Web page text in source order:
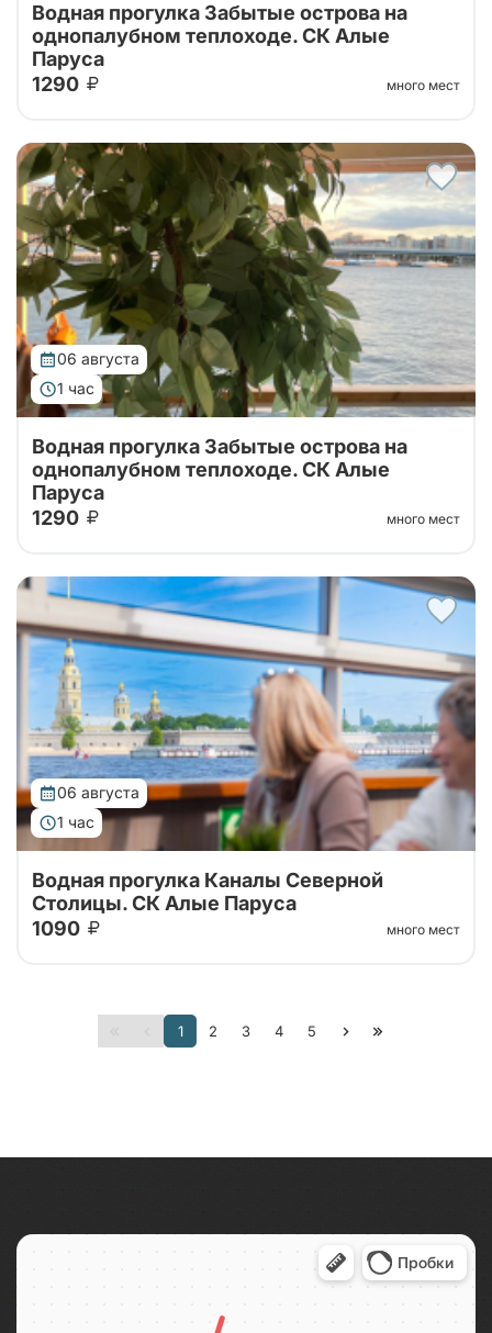
Водная экскурсия по островам дельты Невы на
теплоходе
Водная прогулка Забытые острова на
однопалубном теплоходе. СК Алые
Паруса
1290
много мест
06 августа
1 час
Водная экскурсия по островам дельты Невы на
теплоходе
Водная прогулка Забытые острова на
однопалубном теплоходе. СК Алые
Паруса
1290
много мест
06 августа
1 час
Водная прогулка по рекам и каналам Петербурга.
Самый популярный маршрут Нева – Фонтанка –
Водная прогулка Каналы Северной
Столицы. СК Алые Паруса
1090
много мест
1 2 3 4 5